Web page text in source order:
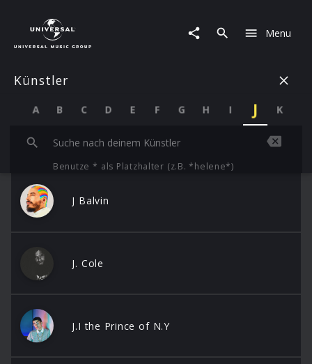
Menu
Künstler
A B C D E F G H I J K
Benutze * als Platzhalter (z.B. *helene*)
J Balvin
J. Cole
J.I the Prince of N.Y